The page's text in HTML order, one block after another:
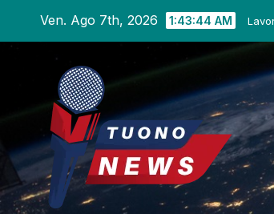
contenuto
Ven. Ago 7th, 2026 1:43:46 AM